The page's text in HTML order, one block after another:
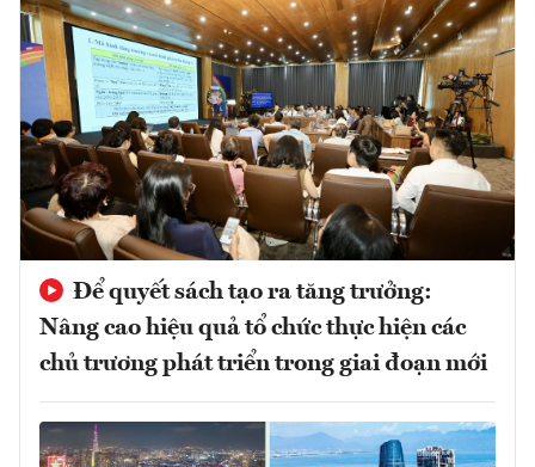
Để quyết sách tạo ra tăng trưởng:
Nâng cao hiệu quả tổ chức thực hiện các
chủ trương phát triển trong giai đoạn mới